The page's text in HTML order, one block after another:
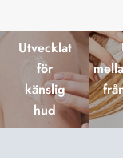
Utvecklat
för
känslig
hud